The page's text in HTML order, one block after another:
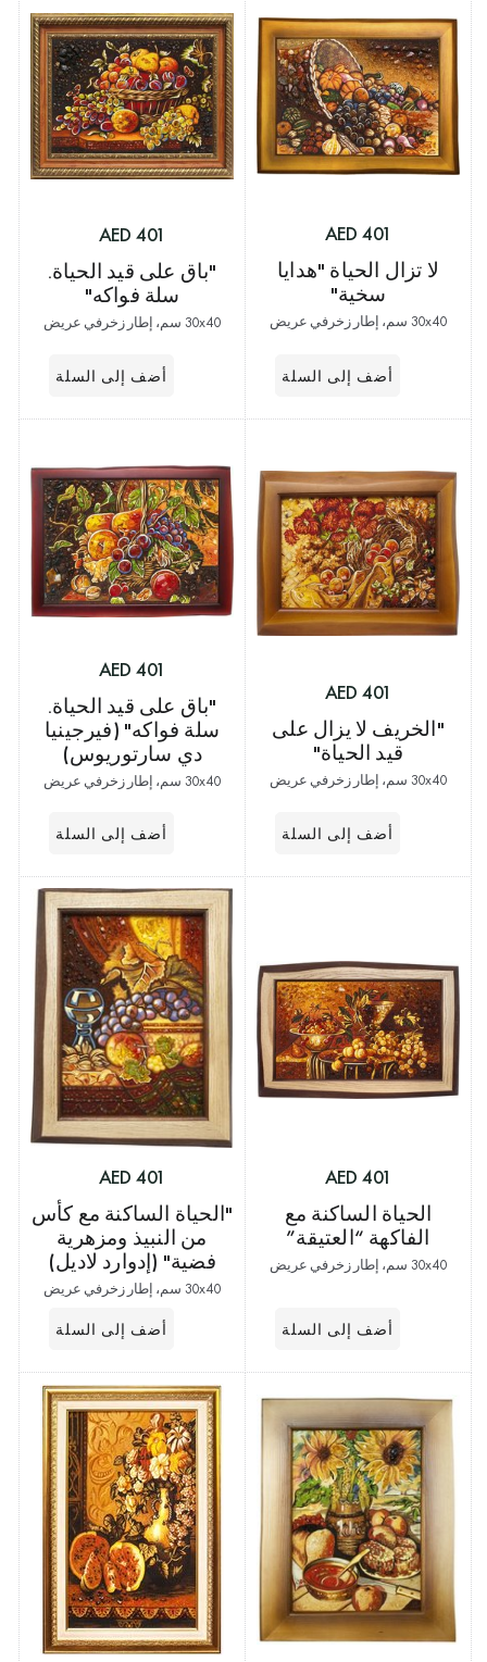
401 AED
لا تزال الحياة "هدايا
سخية"
30x40 سم، إطار زخرفي عريض
401 AED
"باق على قيد الحياة.
سلة فواكه"
30x40 سم، إطار زخرفي عريض
401 AED
"الخريف لا يزال على
قيد الحياة"
30x40 سم، إطار زخرفي عريض
401 AED
"باق على قيد الحياة.
سلة فواكه" (فيرجينيا
دي سارتوريوس)
30x40 سم، إطار زخرفي عريض
401 AED
الحياة الساكنة مع
الفاكهة “العتيقة”
30x40 سم، إطار زخرفي عريض
401 AED
"الحياة الساكنة مع كأس
من النبيذ ومزهرية
فضية" (إدوارد لاديل)
30x40 سم، إطار زخرفي عريض